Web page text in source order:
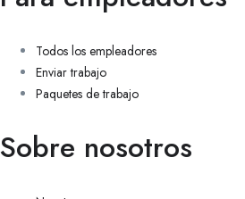
Todos los empleadores
Enviar trabajo
Paquetes de trabajo
Sobre nosotros